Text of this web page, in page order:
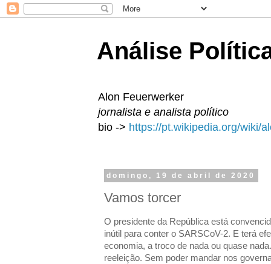
Análise
Alon Feuerwerker
jornalista e analista político
bio -> https://pt.wikipedia.org/wiki/
domingo, 19 de abril de 2020
Vamos torcer
O presidente da República está
inútil para conter o SARSCoV-2. E terá
economia, a troco de nada ou quase
reeleição. Sem poder mandar nos